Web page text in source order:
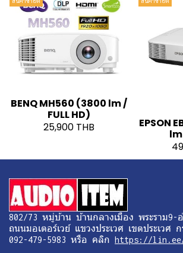
BENQ MH560 (3800 lm /
FULL HD)
25,900 THB
EPSON
802/73 หมู่บ้าน บ้านกลางเมือง พระราม9-
ถนนมอเตอร์เวย์ แขวงประเวศ เขตประเวศ
092-479-5983 หรือ คลิก https://lin.ee/